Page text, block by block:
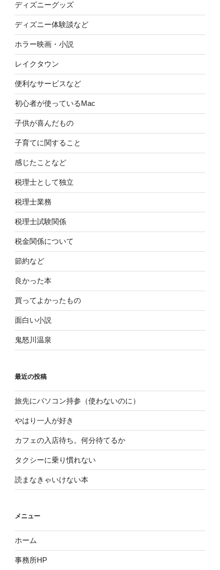
ディズニーグッズ
ディズニー体験談など
ホラー映画・小説
レイクタウン
便利なサービスなど
初心者が使っているMac
子供が喜んだもの
子育てに関すること
感じたことなど
税理士として独立
税理士業務
税理士試験関係
税金関係について
節約など
良かった本
買ってよかったもの
面白い小説
鬼怒川温泉
最近の投稿
旅先にパソコン持参（使わないのに）
やはり一人が好き
カフェの入店待ち。何分待てるか
タクシーに乗り慣れない
読まなきゃいけない本
メニュー
ホーム
事務所HP